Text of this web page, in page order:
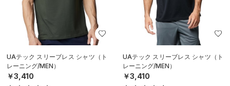
UAテック スリーブレス シャツ（ト
レーニング/MEN）
￥3,410
UAテック スリーブレス シャツ（ト
レーニング/MEN）
￥3,410